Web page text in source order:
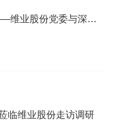
党建引领聚合力 社企共建惠民生——维业股份党委与深圳市福田区莲花街道景华社区党委开展党建共建活动
临维业股份走访调研